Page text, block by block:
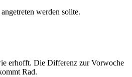
werden sollte.
erhofft. Die Differenz zur Vorwoche
Rad.